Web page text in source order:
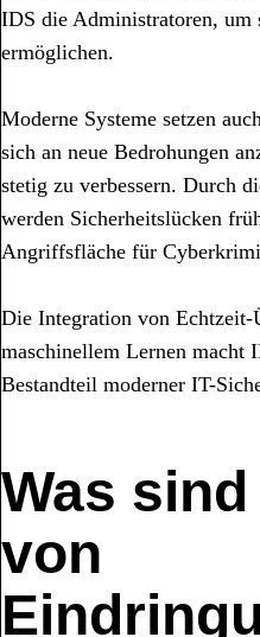
IDS die Administratoren, um
ermöglichen.
Moderne Systeme setzen
sich an neue Bedrohungen
stetig zu verbessern. Durch
werden Sicherheitslücken
Angriffsfläche für
Die Integration von Echtzeit-
maschinellem Lernen macht
Bestandteil moderner IT-
Was
von